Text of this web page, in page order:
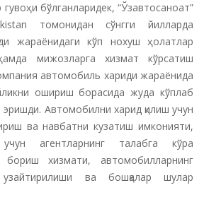
бўлганларидек, “Ўзавтосаноат”
томонидан сўнгги йилларда
жараёнидаги кўп нохуш ҳолатлар
мижозларга хизмат кўрсатиш
автомобиль хариди жараёнида
ошириш борасида жуда кўплаб
Автомобилни харид қилиш учун
ва навбатни кузатиш имконияти,
агентларнинг талабга кўра
бориш хизмати, автомобилларнинг
ва бошқалар шулар